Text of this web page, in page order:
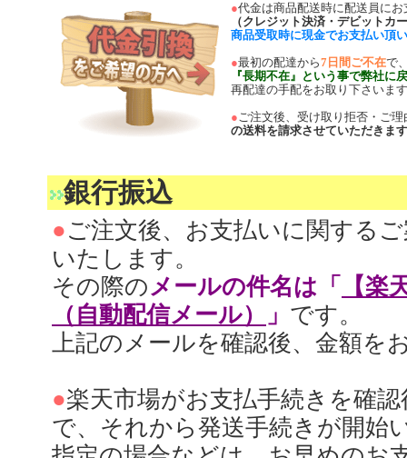
●代金は商品配送時に配送員にお
（クレジット決済・デビットカ
商品受取時に現金でお支払い頂
●最初の配達から7日間ご不在で
『長期不在』という事で弊社に
再配達の手配をお取り下さいま
●ご注文後、受け取り拒否・ご
の送料を請求させていただきま
銀行振込
●ご注文後、お支払いに関する
いたします。
その際のメールの件名は「
【楽
（自動配信メール）
」 です。
上記のメールを確認後、金額を
●楽天市場がお支払手続きを確
で、それから発送手続きが開始